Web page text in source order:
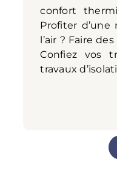
confort
Profiter
l’air ? Faire
Confiez vos
travaux